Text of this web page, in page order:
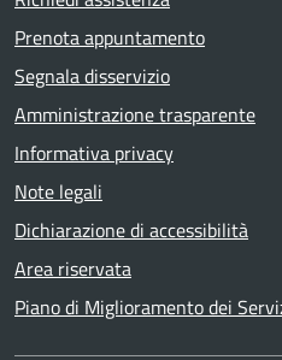
Prenota appuntamento
Segnala disservizio
Amministrazione trasparente
Informativa privacy
Note legali
Dichiarazione di accessibilità
Area riservata
Piano di Miglioramento dei